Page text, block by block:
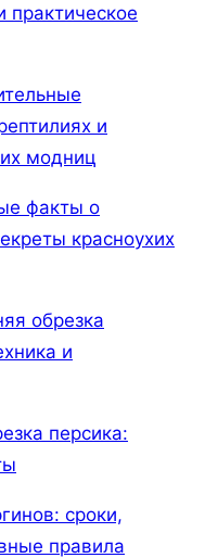
практическое
факты о
красноухих
персика: